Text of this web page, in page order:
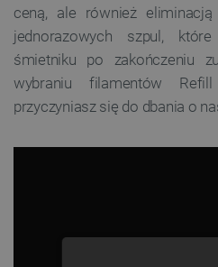
ceną, ale również
jednorazowych szpul,
śmietniku po zakończeniu
wybraniu filamentów
przyczyniasz się do dbania o